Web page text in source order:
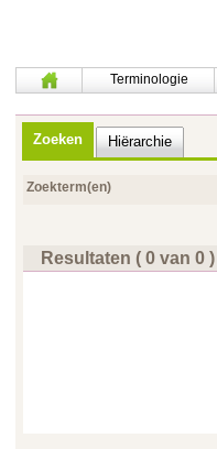
Terminologie
Zoeken Hiërarchie
Zoekterm(en)
Resultaten ( 0 van 0 )